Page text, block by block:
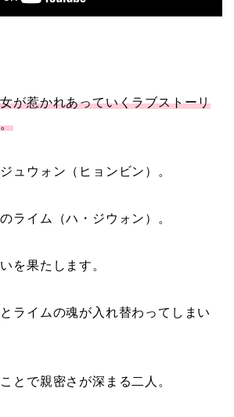
が惹かれあっていくラブストーリ
ュウォン（ヒョンビン）。
ライム（ハ・ジウォン）。
を果たします。
ライムの魂が入れ替わってしまい
とで親密さが深まる二人。